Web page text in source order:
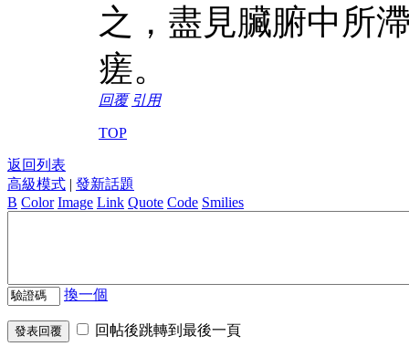
之，盡見臟腑中所
瘥。
回覆 引用
TOP
返回列表
高級模式 | 發新話題
B Color Image Link Quote Code Smilies
換一個
發表回覆 回帖後跳轉到最後一頁